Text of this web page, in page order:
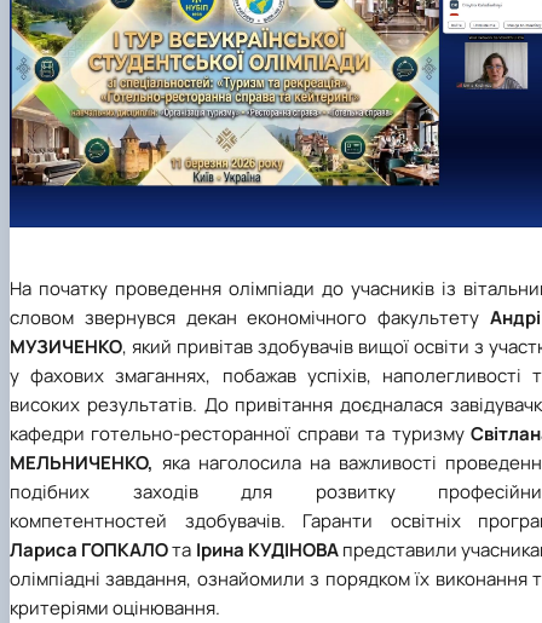
На початку проведення олімпіади до учасників із
словом звернувся декан економічного факультету
МУЗИЧЕНКО, який привітав здобувачів вищої освіти з
у фахових змаганнях, побажав успіхів, наполегливості
високих результатів. До привітання доєдналася
кафедри готельно-ресторанної справи та туризму
МЕЛЬНИЧЕНКО, яка наголосила на важливості
подібних заходів для розвитку
компетентностей здобувачів. Гаранти освітніх
Лариса ГОПКАЛОта Ірина КУДІНОВАпредставили
олімпіадні завдання, ознайомили з порядком їх виконання
критеріями оцінювання.